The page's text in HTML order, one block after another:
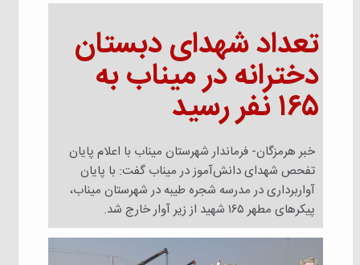
تعداد شهدای دبستان
دخترانه در میناب به
۱۶۵ نفر رسید
خبر هرمزگان- فرماندار شهرستان میناب با اعلام پایان
تفحص شهدای دانش‌آموز در میناب گفت: با پایان
آواربرداری در مدرسه شجره طیبه در شهرستان میناب،
پیکرهای مطهر ۱۶۵ شهید از زیر آوار خارج شد.